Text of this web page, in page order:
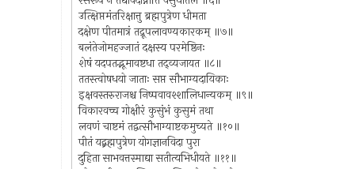
उत्क्षिप्तमंतरिक्षात्तु ब्रह्मपुत्रेण धीमता
दक्षेण पीतमात्रं तद्रूपलावण्यकारकम् ॥७॥
बलंतेजोमहज्जातं दक्षस्य परमेष्ठिनः
शेषं यदपतद्भूमावष्टधा तद्व्यजायत ॥८॥
ततस्त्वोषधयो जाताः सप्त सौभाग्यदायिकाः
इक्षवस्तरुराजश्च निष्पवावश्शालिधान्यकम् ॥९॥
विकारवच्च गोक्षीरं कुसुंभं कुसुमं तथा
लवणं चाष्टमं तद्वत्सौभाग्याष्टकमुच्यते ॥१०॥
पीतं यद्ब्रह्मपुत्रेण योगज्ञानविदा पुरा
दुहिता साभवत्तस्माद्या सतीत्यभिधीयते ॥११॥